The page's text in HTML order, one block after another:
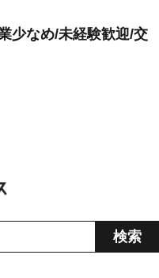
少なめ/未経験歓迎/交